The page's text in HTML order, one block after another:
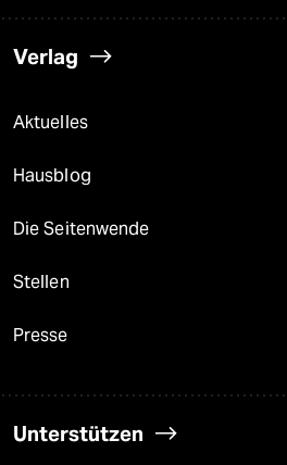
Verlag
Aktuelles
Hausblog
Die Seitenwende
Stellen
Presse
Unterstützen